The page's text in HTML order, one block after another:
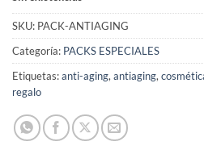
SKU: PACK-ANTIAGING
Categoría: PACKS ESPECIALES
Etiquetas:anti-aging,antiaging,
regalo